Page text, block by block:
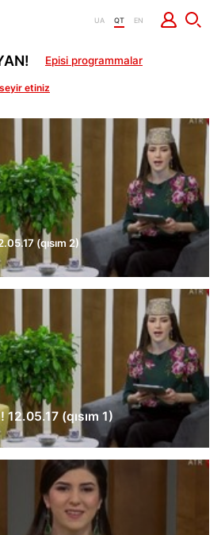
UA QT EN
Episi programmalar
(qısım 2)
(qısım 1)
etiniz